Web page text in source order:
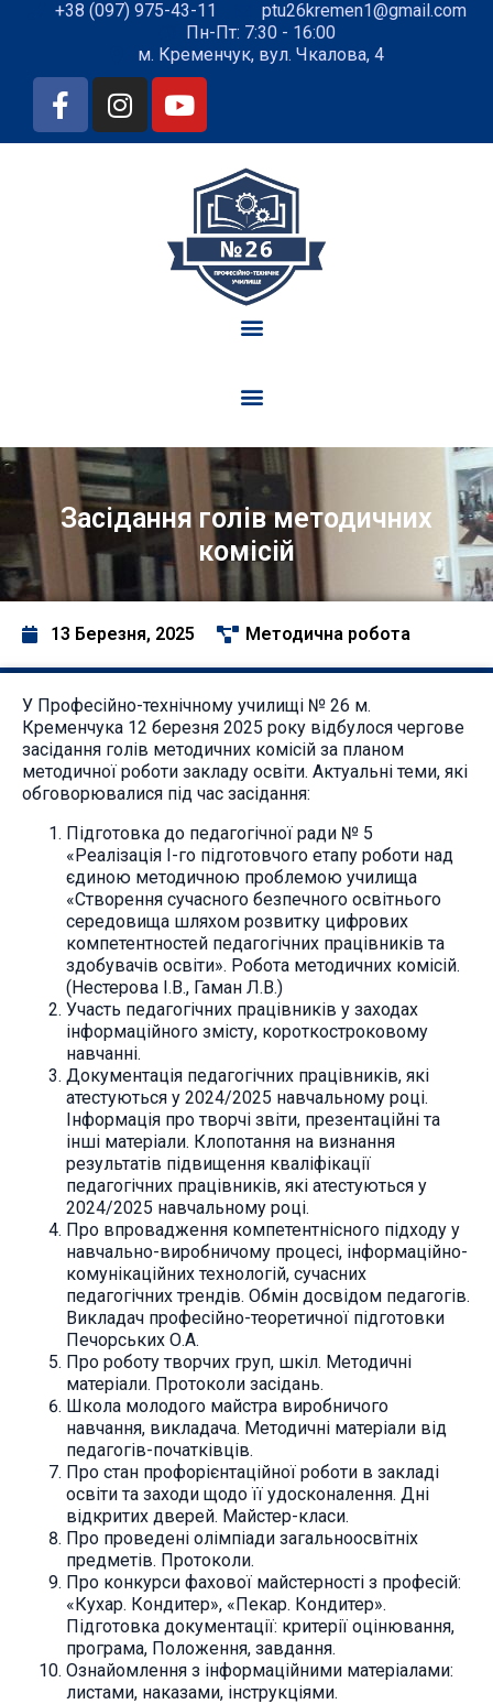
+38 (097) 975-43-11
ptu26kremen1@gmail.com
Пн-Пт: 7:30 - 16:00
м. Кременчук, вул. Чкалова, 4
Засідання голів методичних
комісій
13 Березня, 2025 Методична робота
У Професійно-технічному училищі № 26 м.
Кременчука 12 березня 2025 року відбулося чергове
засідання голів методичних комісій за планом
методичної роботи закладу освіти. Актуальні теми, які
обговорювалися під час засідання:
Підготовка до педагогічної ради № 5
«Реалізація І-го підготовчого етапу роботи над
єдиною методичною проблемою училища
«Створення сучасного безпечного освітнього
середовища шляхом розвитку цифрових
компетентностей педагогічних працівників та
здобувачів освіти». Робота методичних комісій.
(Нестерова І.В., Гаман Л.В.)
Участь педагогічних працівників у заходах
інформаційного змісту, короткостроковому
навчанні.
Документація педагогічних працівників, які
атестуються у 2024/2025 навчальному році.
Інформація про творчі звіти, презентаційні та
інші матеріали. Клопотання на визнання
результатів підвищення кваліфікації
педагогічних працівників, які атестуються у
2024/2025 навчальному році.
Про впровадження компетентнісного підходу у
навчально-виробничому процесі, інформаційно-
комунікаційних технологій, сучасних
педагогічних трендів. Обмін досвідом педагогів.
Викладач професійно-теоретичної підготовки
Печорських О.А.
Про роботу творчих груп, шкіл. Методичні
матеріали. Протоколи засідань.
Школа молодого майстра виробничого
навчання, викладача. Методичні матеріали від
педагогів-початківців.
Про стан профорієнтаційної роботи в закладі
освіти та заходи щодо її удосконалення. Дні
відкритих дверей. Майстер-класи.
Про проведені олімпіади загальноосвітніх
предметів. Протоколи.
Про конкурси фахової майстерності з професій:
«Кухар. Кондитер», «Пекар. Кондитер».
Підготовка документації: критерії оцінювання,
програма, Положення, завдання.
Ознайомлення з інформаційними матеріалами:
листами, наказами, інструкціями.